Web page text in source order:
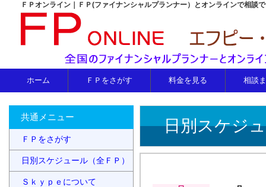
ＦＰオンライン｜ＦＰ(ファイナンシャルプランナー）とオンラインで相談
ホーム ＦＰをさがす 料金を見る 相談
日別スケジ
共通メニュー
ＦＰをさがす
日別スケジュール（全ＦＰ）
Ｓｋｙｐｅについて